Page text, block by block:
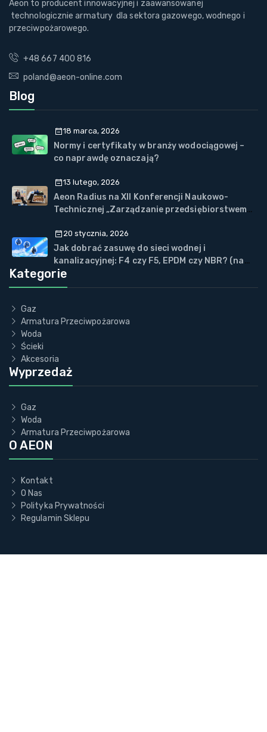
Aeon to producent innowacyjnej i zaawansowanej
technologicznie armatury dla sektora gazowego, wodnego i
przeciwpożarowego.
+48 667 400 816
poland@aeon-online.com
Blog
18 marca, 2026
Normy i certyfikaty w branży wodociągowej –
co naprawdę oznaczają?
13 lutego, 2026
Aeon Radius na XII Konferencji Naukowo-
Technicznej „Zarządzanie przedsiębiorstwem
20 stycznia, 2026
Jak dobrać zasuwę do sieci wodnej i
kanalizacyjnej: F4 czy F5, EPDM czy NBR? (na
przykładzie ECOVALVE™)
Kategorie
Gaz
Armatura Przeciwpożarowa
Woda
Ścieki
Akcesoria
Wyprzedaż
Gaz
Woda
Armatura Przeciwpożarowa
O AEON
Kontakt
O Nas
Polityka Prywatności
Regulamin Sklepu